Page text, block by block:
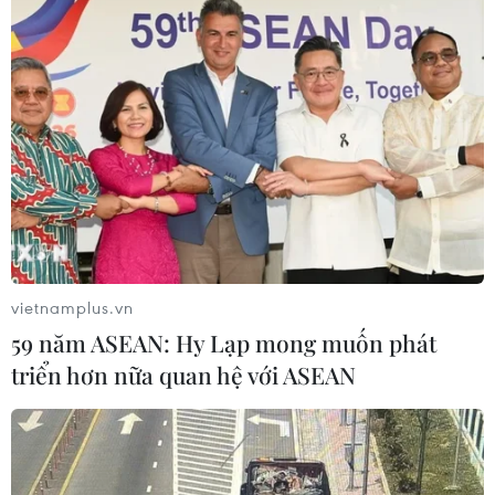
Thời tiết ngày 7/8: Bắc Bộ và Bắc
Trung Bộ giảm mưa về đêm, cục bộ
có mưa to
06/08/2026 23:15
Kế hoạch hành động phòng, chống
bão, lũ, thiên tai cực đoan và biến đổi
khí hậu
06/08/2026 23:00
Xem thêm
vietnamplus.vn
59 năm ASEAN: Hy Lạp mong muốn phát
triển hơn nữa quan hệ với ASEAN